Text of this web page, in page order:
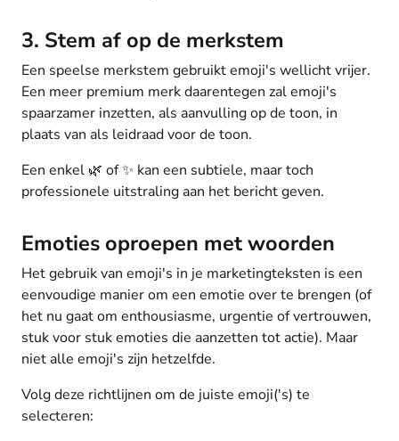
3. Stem af op de merkstem
Een speelse merkstem gebruikt emoji's wellicht vrijer.
Een meer premium merk daarentegen zal emoji's
spaarzamer inzetten, als aanvulling op de toon, in
plaats van als leidraad voor de toon.
Een enkel 🌿 of ✨ kan een subtiele, maar toch
professionele uitstraling aan het bericht geven.
Emoties oproepen met woorden
Het gebruik van emoji's in je marketingteksten is een
eenvoudige manier om een emotie over te brengen (of
het nu gaat om enthousiasme, urgentie of vertrouwen,
stuk voor stuk emoties die aanzetten tot actie). Maar
niet alle emoji's zijn hetzelfde.
Volg deze richtlijnen om de juiste emoji('s) te
selecteren: